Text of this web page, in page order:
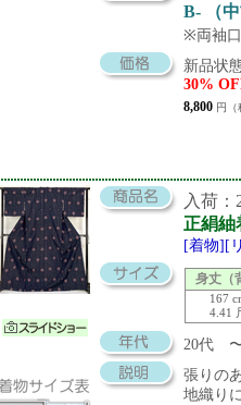
B- （
※両袖
新品状
30%
8,800 円
入荷：
正絹紬
[着物][
身丈（
167
4.41
20代
張りの
地織り